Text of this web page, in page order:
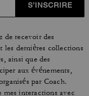
S’INSCRIRE
de recevoir des
les dernières collections
ainsi que des
aux événements,
par Coach.
mes interactions avec